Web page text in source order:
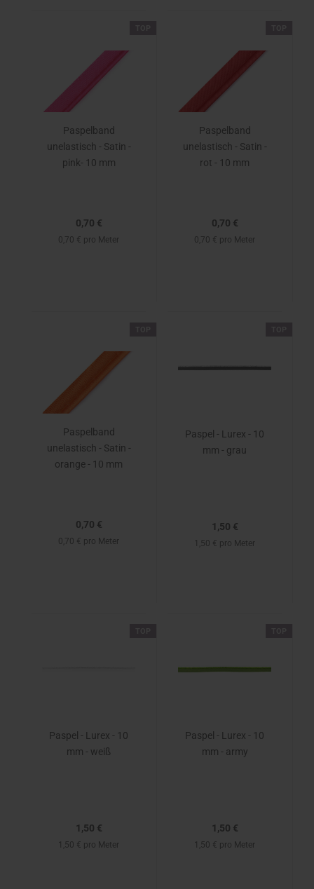
Paspelband
unelastisch - Satin -
pink- 10 mm
0,70 €
0,70 € pro Meter
Paspelband
unelastisch - Satin -
rot - 10 mm
0,70 €
0,70 € pro Meter
Paspelband
unelastisch - Satin -
orange - 10 mm
0,70 €
0,70 € pro Meter
Paspel - Lurex - 10
mm - grau
1,50 €
1,50 € pro Meter
Paspel - Lurex - 10
mm - weiß
1,50 €
1,50 € pro Meter
Paspel - Lurex - 10
mm - army
1,50 €
1,50 € pro Meter